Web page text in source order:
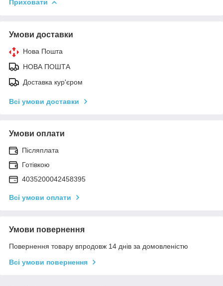
Приховати
Умови доставки
Нова Пошта
НОВА ПОШТА
Доставка кур'єром
Всі умови доставки
Умови оплати
Післяплата
Готівкою
4035200042458395
Всі умови оплати
Умови повернення
Повернення товару впродовж 14 днів за домовленістю
Всі умови повернення